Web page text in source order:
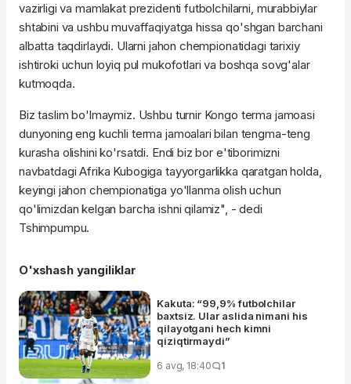
vazirligi va mamlakat prezidenti futbolchilarni, murabbiylar
shtabini va ushbu muvaffaqiyatga hissa qo'shgan barchani
albatta taqdirlaydi. Ularni jahon chempionatidagi tarixiy
ishtiroki uchun loyiq pul mukofotlari va boshqa sovg'alar
kutmoqda.
Biz taslim bo'lmaymiz. Ushbu turnir Kongo terma jamoasi
dunyoning eng kuchli terma jamoalari bilan tengma-teng
kurasha olishini ko'rsatdi. Endi biz bor e'tiborimizni
navbatdagi Afrika Kubogiga tayyorgarlikka qaratgan holda,
keyingi jahon chempionatiga yo'llanma olish uchun
qo'limizdan kelgan barcha ishni qilamiz", - dedi
Tshimpumpu.
O'xshash yangiliklar
Kakuta: “99,9% futbolchilar
baxtsiz. Ular aslida nimani his
qilayotgani hech kimni
qiziqtirmaydi”
6 avg, 18:40 1